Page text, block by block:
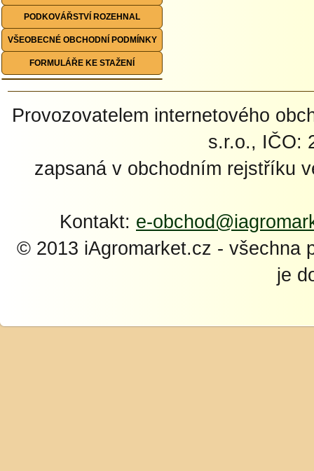
PODKOVÁŘSTVÍ ROZEHNAL
VŠEOBECNÉ OBCHODNÍ PODMÍNKY
FORMULÁŘE KE STAŽENÍ
Provozovatelem internetového
s.r.o., IČO:
zapsaná v obchodním rejstříku
Kontakt: e-
© 2013 iAgromarket.cz - všechna
je